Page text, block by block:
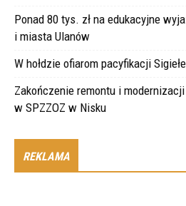
Ponad 80 tys. zł na edukacyjne
i miasta Ulanów
W hołdzie ofiarom pacyfikacji
Zakończenie remontu i
w SPZZOZ w Nisku
REKLAMA